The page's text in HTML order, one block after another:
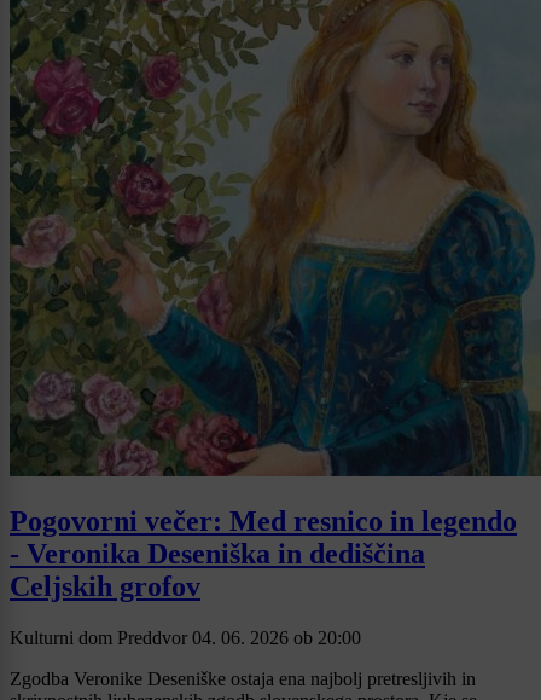
Pogovorni večer: Med resnico in legendo
- Veronika Deseniška in dediščina
Celjskih grofov
Kulturni dom Preddvor 04. 06. 2026 ob 20:00
Zgodba Veronike Deseniške ostaja ena najbolj pretresljivih in